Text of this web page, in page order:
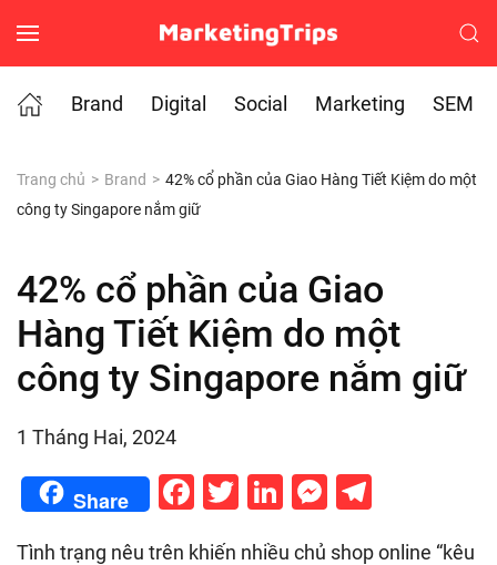
Skip to main content
Brand
Digital Social Marketing SEM
Trang chủ Brand
42% cổ phần của Giao Hàng Tiết Kiệm do một
công ty Singapore nắm giữ
42% cổ phần của Giao
Hàng Tiết Kiệm do một
công ty Singapore nắm giữ
1 Tháng Hai, 2024
Share Facebook
Twitter
LinkedIn
Tình trạng nêu trên khiến nhiều chủ shop online “kêu